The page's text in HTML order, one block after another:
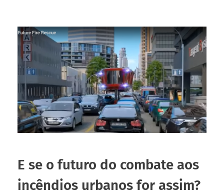
E se o futuro do combate aos
incêndios urbanos for assim?